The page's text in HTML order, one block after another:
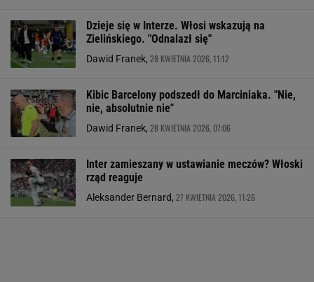
Dzieje się w Interze. Włosi wskazują na
Zielińskiego. "Odnalazł się"
Dawid Franek, 28 KWIETNIA 2026, 11:12
Kibic Barcelony podszedł do Marciniaka. "Nie,
nie, absolutnie nie"
Dawid Franek, 28 KWIETNIA 2026, 07:06
Inter zamieszany w ustawianie meczów? Włoski
rząd reaguje
Aleksander Bernard, 27 KWIETNIA 2026, 11:26